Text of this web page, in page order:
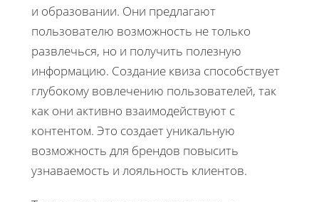
и образовании. Они предлагают
пользователю возможность не только
развлечься, но и получить полезную
информацию. Создание квиза способствует
глубокому вовлечению пользователей, так
как они активно взаимодействуют с
контентом. Это создает уникальную
возможность для брендов повысить
узнаваемость и лояльность клиентов.